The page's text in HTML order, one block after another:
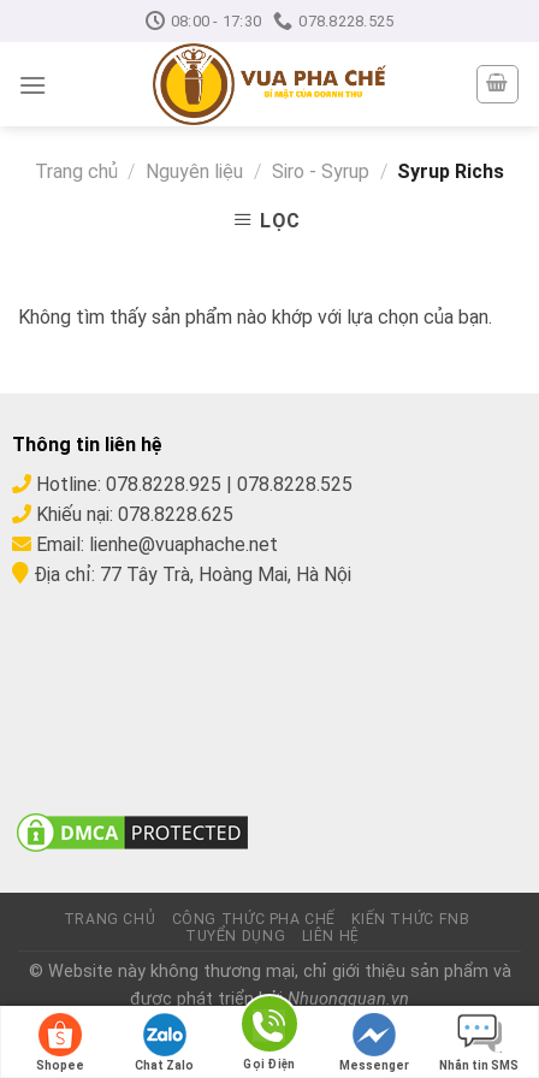
content
08:00 - 17:30 078.8228.525
Trang chủ / Nguyên liệu / Siro - Syrup / Syrup Richs
LỌC
Không tìm thấy sản phẩm nào khớp với lựa chọn của bạn.
Thông tin liên hệ
Hotline: 078.8228.925 | 078.8228.525
Khiếu nại: 078.8228.625
Email: lienhe@vuaphache.net
Địa chỉ: 77 Tây Trà, Hoàng Mai, Hà Nội
TRANG CHỦ CÔNG THỨC PHA CHẾ
KIẾN THỨC FNB
TUYỂN DỤNG
LIÊN HỆ
© Website này không thương mại, chỉ giới thiệu sản phẩm và
được phát triển bởiNhuongquan.vn
Shopee Chat Zalo Gọi Điện Messenger Nhắn tin SMS